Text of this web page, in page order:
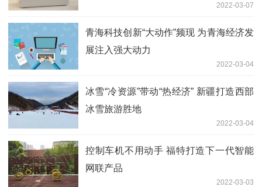
2022-03-07
青海科技创新“大动作”频现 为青海经济发
展注入强大动力
2022-03-04
冰雪“冷资源”带动“热经济” 新疆打造西部
冰雪旅游胜地
2022-03-04
控制车机不用动手 福特打造下一代智能
网联产品
2022-03-03